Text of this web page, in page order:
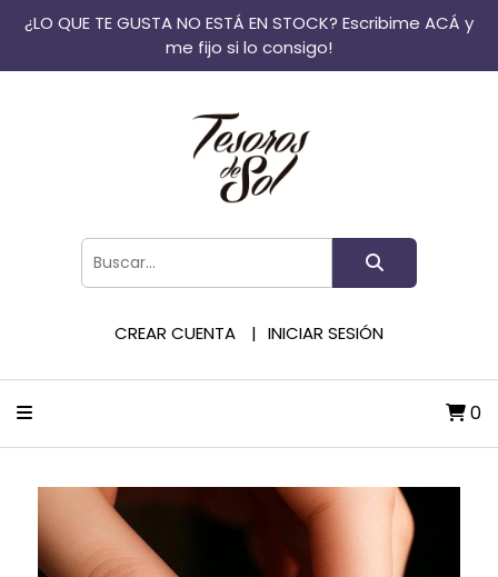
¿LO QUE TE GUSTA NO ESTÁ EN STOCK? Escribime ACÁ y
me fijo si lo consigo!
CREAR CUENTA INICIAR SESIÓN
0